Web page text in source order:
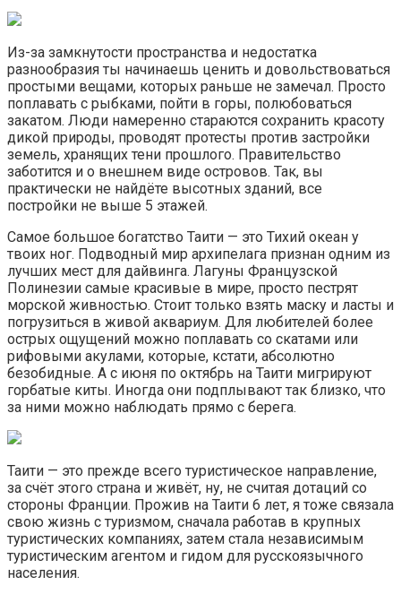
Из-за замкнутости пространства и недостатка
разнообразия ты начинаешь ценить и довольствоваться
простыми вещами, которых раньше не замечал. Просто
поплавать с рыбками, пойти в горы, полюбоваться
закатом. Люди намеренно стараются сохранить красоту
дикой природы, проводят протесты против застройки
земель, хранящих тени прошлого. Правительство
заботится и о внешнем виде островов. Так, вы
практически не найдёте высотных зданий, все
постройки не выше 5 этажей.
Самое большое богатство Таити — это Тихий океан у
твоих ног. Подводный мир архипелага признан одним из
лучших мест для дайвинга. Лагуны Французской
Полинезии самые красивые в мире, просто пестрят
морской живностью. Стоит только взять маску и ласты и
погрузиться в живой аквариум. Для любителей более
острых ощущений можно поплавать со скатами или
рифовыми акулами, которые, кстати, абсолютно
безобидные. А с июня по октябрь на Таити мигрируют
горбатые киты. Иногда они подплывают так близко, что
за ними можно наблюдать прямо с берега.
Таити — это прежде всего туристическое направление,
за счёт этого страна и живёт, ну, не считая дотаций со
стороны Франции. Прожив на Таити 6 лет, я тоже связала
свою жизнь с туризмом, сначала работав в крупных
туристических компаниях, затем стала независимым
туристическим агентом и гидом для русскоязычного
населения.